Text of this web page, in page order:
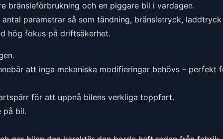
bränsleförbrukning och en piggare bil i vardagen.
parametrar så som tändning, bränsletryck,
hög fokus på driftsäkerhet.
att inga mekaniska modifieringar behövs – perfekt
för att uppnå bilens verkliga toppfart.
på bil.